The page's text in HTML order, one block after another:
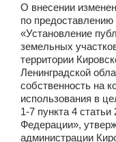
О внесении
по
«Установление
земельных
территории
Ленинградской
собственность на
использования в
1-7 пункта 4
Федерации»,
администрации